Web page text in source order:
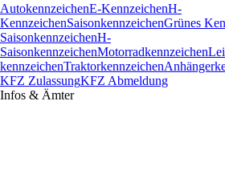
AutokennzeichenE-KennzeichenH-
KennzeichenSaisonkennzeichenGrünes
SaisonkennzeichenH-
SaisonkennzeichenMotorradkennzeichen
kennzeichenTraktorkennzeichen
KFZ ZulassungKFZ Abmeldung
Infos & Ämter